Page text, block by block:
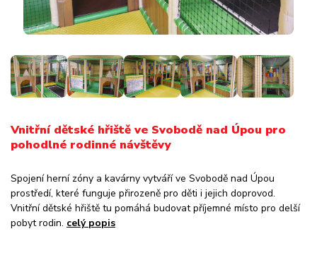
Vnitřní dětské hřiště ve Svobodě nad Úpou pro
pohodlné rodinné návštěvy
Spojení herní zóny a kavárny vytváří ve Svobodě nad Úpou
prostředí, které funguje přirozeně pro děti i jejich doprovod.
Vnitřní dětské hřiště tu pomáhá budovat příjemné místo pro delší
pobyt rodin. celý popis